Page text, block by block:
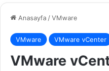
Anasayfa/VMware
VMware VMware vCenter
VMware